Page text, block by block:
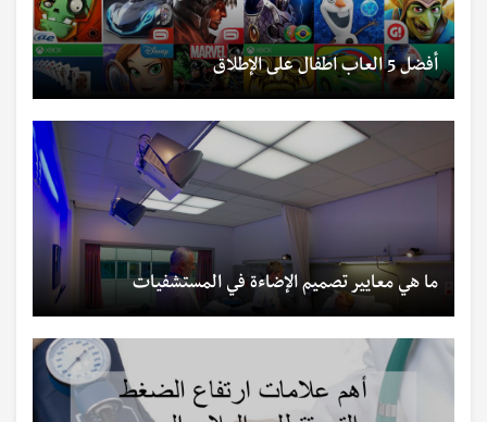
أفضل 5 العاب اطفال على الإطلاق
ما هي معايير تصميم الإضاءة في المستشفيات